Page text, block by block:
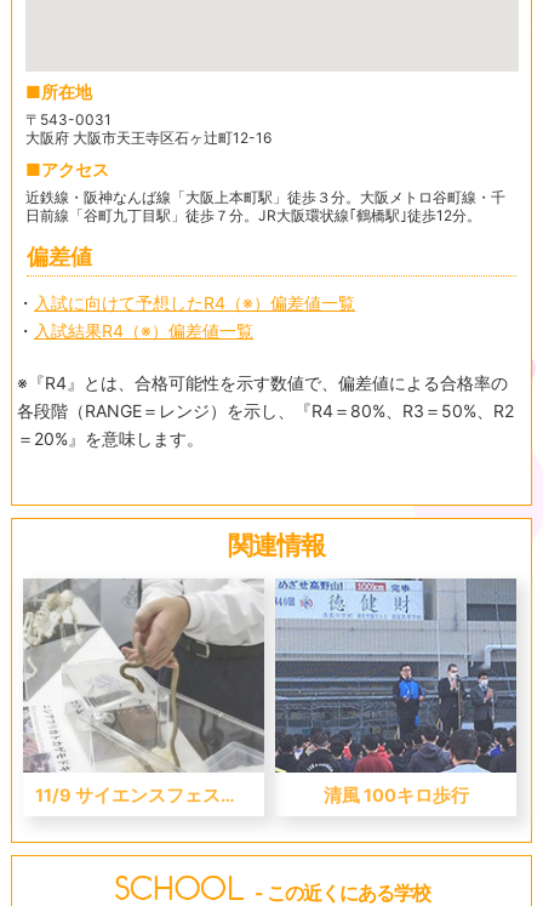
所在地
〒543-0031
大阪府 大阪市天王寺区石ヶ辻町12-16
アクセス
近鉄線・阪神なんば線「大阪上本町駅」徒歩３分。大阪メトロ谷町線・千
日前線「谷町九丁目駅」徒歩７分。JR大阪環状線｢鶴橋駅｣徒歩12分。
偏差値
・ 入試に向けて予想したR4（※）偏差値一覧
・ 入試結果R4（※）偏差値一覧
※『R4』とは、合格可能性を示す数値で、偏差値による合格率の
各段階（RANGE＝レンジ）を示し、『R4＝80%、R3＝50%、R2
＝20%』を意味します。
関連情報
11/9 サイエンスフェスタ開催報告！〈甲南・清風・報徳学園 編〉 清風 100キロ歩行
- この近くにある学校